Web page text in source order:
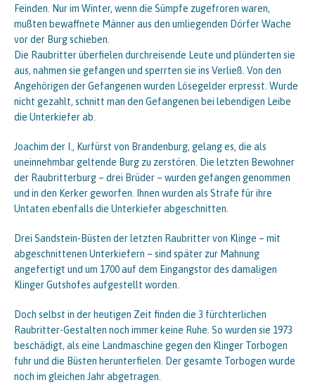
Feinden. Nur im Winter, wenn die Sümpfe zugefroren waren,
mußten bewaffnete Männer aus den umliegenden Dörfer Wache
vor der Burg schieben.
Die Raubritter überfielen durchreisende Leute und plünderten sie
aus, nahmen sie gefangen und sperrten sie ins Verließ. Von den
Angehörigen der Gefangenen wurden Lösegelder erpresst. Wurde
nicht gezahlt, schnitt man den Gefangenen bei lebendigen Leibe
die Unterkiefer ab.
Joachim der I., Kurfürst von Brandenburg, gelang es, die als
uneinnehmbar geltende Burg zu zerstören. Die letzten Bewohner
der Raubritterburg – drei Brüder – wurden gefangen genommen
und in den Kerker geworfen. Ihnen wurden als Strafe für ihre
Untaten ebenfalls die Unterkiefer abgeschnitten.
Drei Sandstein-Büsten der letzten Raubritter von Klinge – mit
abgeschnittenen Unterkiefern – sind später zur Mahnung
angefertigt und um 1700 auf dem Eingangstor des damaligen
Klinger Gutshofes aufgestellt worden.
Doch selbst in der heutigen Zeit finden die 3 fürchterlichen
Raubritter-Gestalten noch immer keine Ruhe. So wurden sie 1973
beschädigt, als eine Landmaschine gegen den Klinger Torbogen
fuhr und die Büsten herunterfielen. Der gesamte Torbogen wurde
noch im gleichen Jahr abgetragen.